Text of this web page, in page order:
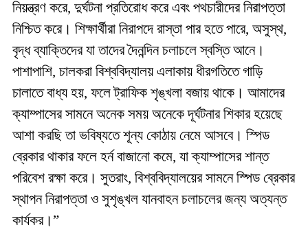
নিয়ন্ত্রণ করে, দুর্ঘটনা প্রতিরোধ করে এবং পথচারীদের নিরাপত্তা
নিশ্চিত করে। শিক্ষার্থীরা নিরাপদে রাস্তা পার হতে পারে, অসুস্থ,
বৃদ্ধ ব্যাক্তিদের যা তাদের দৈনন্দিন চলাচলে স্বস্তি আনে।
পাশাপাশি, চালকরা বিশ্ববিদ্যালয় এলাকায় ধীরগতিতে গাড়ি
চালাতে বাধ্য হয়, ফলে ট্রাফিক শৃঙ্খলা বজায় থাকে। আমাদের
ক্যাম্পাসের সামনে অনেক সময় অনেকে দূর্ঘটনার শিকার হয়েছে
আশা করছি তা ভবিষ্যতে শূন্য কোঠায় নেমে আসবে। স্পিড
ব্রেকার থাকার ফলে হর্ন বাজানো কমে, যা ক্যাম্পাসের শান্ত
পরিবেশ রক্ষা করে। সুতরাং, বিশ্ববিদ্যালয়ের সামনে স্পিড ব্রেকার
স্থাপন নিরাপত্তা ও সুশৃঙ্খল যানবাহন চলাচলের জন্য অত্যন্ত
কার্যকর।”